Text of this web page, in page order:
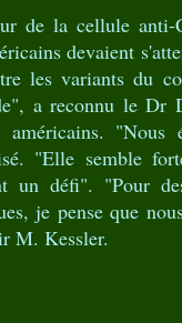
de la cellule anti-
devaient
les variants du
a reconnu le Dr
américains.
"Elle semble
un défi". "Pour
je pense que
M. Kessler.